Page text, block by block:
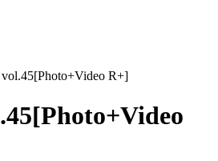
vol.45[Photo+Video R+]